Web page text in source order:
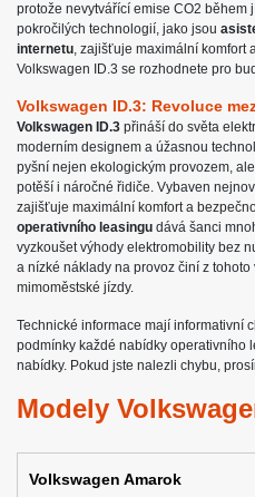
protože nevytvářící emise CO2 během
pokročilých technologií, jako jsou
internetu, zajišťuje maximální komfort
Volkswagen ID.3 se rozhodnete pro
Volkswagen ID.3: Revoluce
Volkswagen ID.3 přináší do světa
moderním designem a úžasnou
pyšní nejen ekologickým provozem,
potěší i náročné řidiče. Vybaven
zajišťuje maximální komfort a
operativního leasingu dává šanci
vyzkoušet výhody elektromobility bez
a nízké náklady na provoz činí z
mimoměstské jízdy.
Technické informace mají informativní
podmínky každé nabídky operativního
nabídky. Pokud jste nalezli chybu,
Modely
Volkswagen Amarok